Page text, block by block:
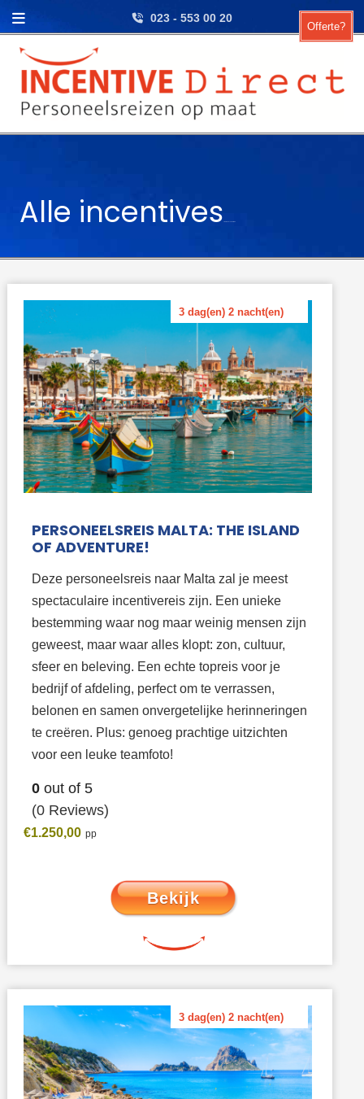
Skip to content 023 - 553 00 20
Offerte?
PERSONEELSREIS MALTA: THE ISLAND
OF ADVENTURE!
Deze personeelsreis naar Malta zal je meest
spectaculaire incentivereis zijn. Een unieke
bestemming waar nog maar weinig mensen zijn
geweest, maar waar alles klopt: zon, cultuur,
sfeer en beleving. Een echte topreis voor je
bedrijf of afdeling, perfect om te verrassen,
belonen en samen onvergetelijke herinneringen
te creëren. Plus: genoeg prachtige uitzichten
voor een leuke teamfoto!
0out of 5
(0 Reviews)
3 dag(en) 2 nacht(en)
€1.250,00
Bekijk
3 dag(en) 2 nacht(en)